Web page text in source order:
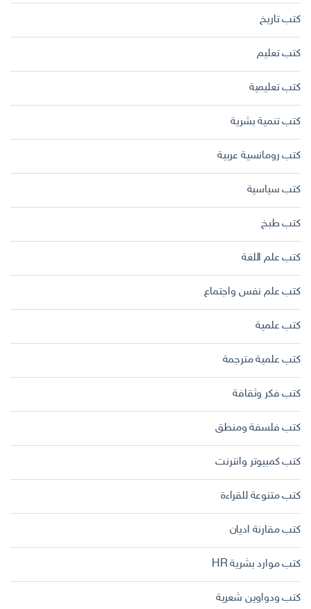
كتب تاريخ
كتب تعليم
كتب تعليمية
كتب تنمية بشرية
كتب رومانسية عربية
كتب سياسية
كتب طبخ
كتب علم اللغة
كتب علم نفس واجتماع
كتب علمية
كتب علمية مترجمة
كتب فكر وثقافة
كتب فلسفة ومنطق
كتب كمبيوتر وانترنت
كتب متنوعة للقراءة
كتب مقارنة اديان
كتب موارد بشرية HR
كتب ودواوين شعرية